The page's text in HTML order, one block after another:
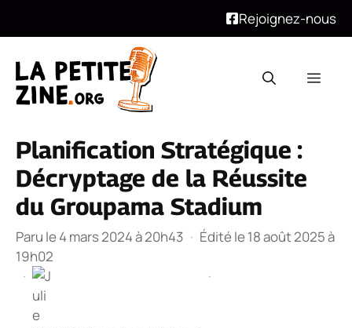
Rejoignez-nous
contenu
Planification Stratégique :
Décryptage de la Réussite
du Groupama Stadium
Paru le 4 mars 2024 à 20h43 · Édité le 18 août 2025 à
19h02
·
·